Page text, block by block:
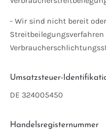
- Wir sind nicht bereit
Streitbeilegungsverfahren
Umsatzsteuer-
DE 324005450
Handelsregisternummer